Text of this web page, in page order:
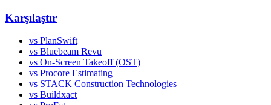
Karşılaştır
vs PlanSwift
vs Bluebeam Revu
vs On-Screen Takeoff (OST)
vs Procore Estimating
vs STACK Construction Technologies
vs Buildxact